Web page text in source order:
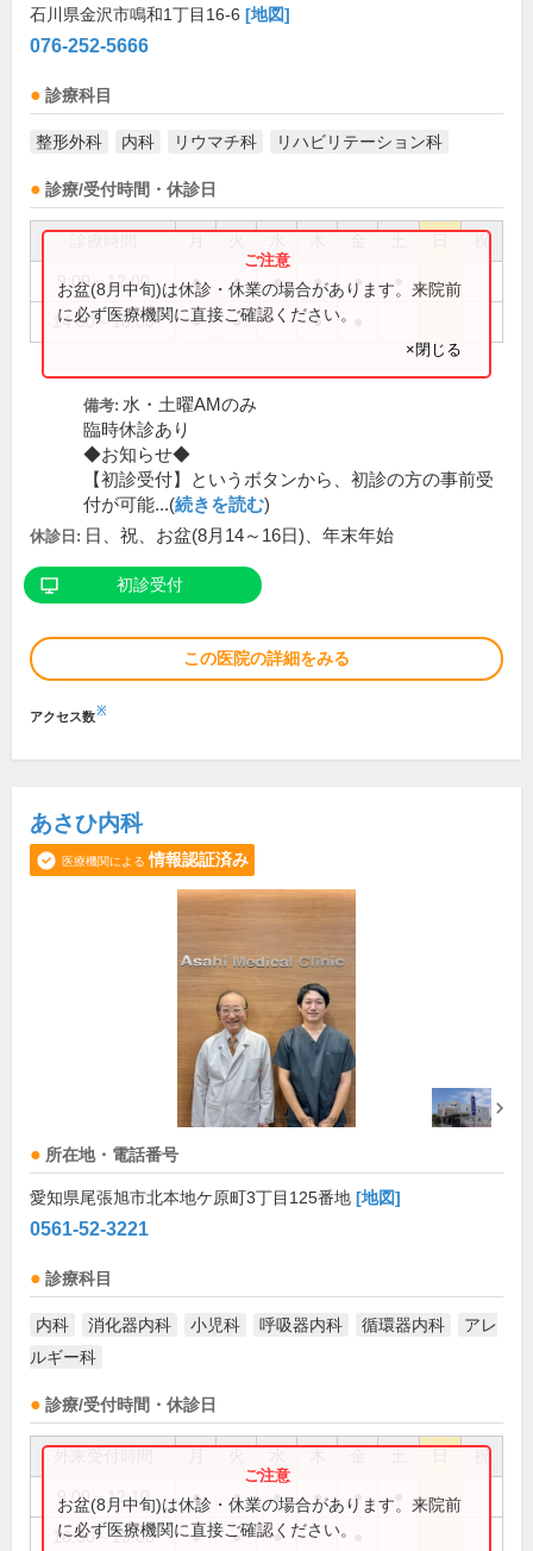
石川県金沢市鳴和1丁目16-6 [地図]
076-252-5666
診療科目
整形外科 内科 リウマチ科 リハビリテーション科
診療/受付時間・休診日
祝
9:00～12:00 ● ● ● ● ●
14:00～18:00 ● ● ●
お盆(8月中旬)は休診・休業の場合があります。来院前
に必ず医療機関に直接ご確認ください。
×閉じる
備考: 水・土曜AMのみ
臨時休診あり
◆お知らせ◆
【初診受付】というボタンから、初診の方の事前受
付が可能...(続きを読む)
休診日: 日、祝、お盆(8月14～16日)、年末年始
初診受付
この医院の詳細をみる
アクセス数※
あさひ内科
医療機関による 情報認証済み
所在地・電話番号
愛知県尾張旭市北本地ケ原町3丁目125番地 [地図]
0561-52-3221
診療科目
内科 消化器内科 小児科 呼吸器内科 循環器内科
アレ
ルギー科
診療/受付時間・休診日
祝
9:00～12:10 ● ● ● ● ●
16:30～19:00 ● ● ●
お盆(8月中旬)は休診・休業の場合があります。来院前
に必ず医療機関に直接ご確認ください。